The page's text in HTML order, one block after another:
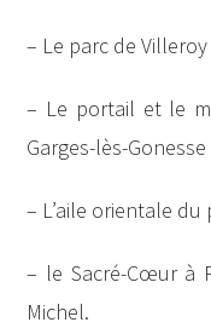
– Le parc de
– Le portail et le
Garges-lès-Gonesse
– L’aile orientale
– le Sacré-Cœur à
Michel.